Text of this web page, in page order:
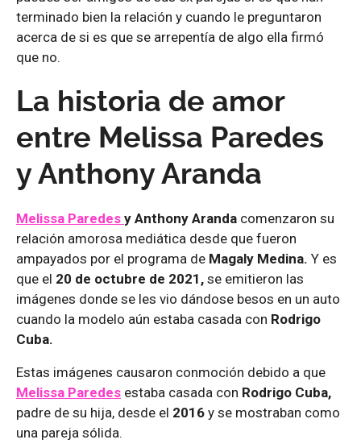
terminado bien la relación y cuando le preguntaron
acerca de si es que se arrepentía de algo ella firmó
que no.
La historia de amor
entre Melissa Paredes
y Anthony Aranda
Melissa Paredes y Anthony Aranda comenzaron su
relación amorosa mediática desde que fueron
ampayados por el programa de Magaly Medina. Y es
que el 20 de octubre de 2021, se emitieron las
imágenes donde se les vio dándose besos en un auto
cuando la modelo aún estaba casada con Rodrigo
Cuba.
Estas imágenes causaron conmoción debido a que
Melissa Paredes estaba casada con Rodrigo Cuba,
padre de su hija, desde el 2016 y se mostraban como
una pareja sólida.